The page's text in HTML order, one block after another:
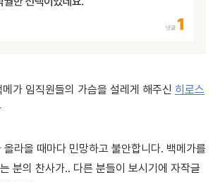
가 임직원들의 가슴을 설레게 해주신 히로스
라올 때마다 민망하고 불안합니다. 백메가를
분의 찬사가.. 다른 분들이 보시기에 자작글